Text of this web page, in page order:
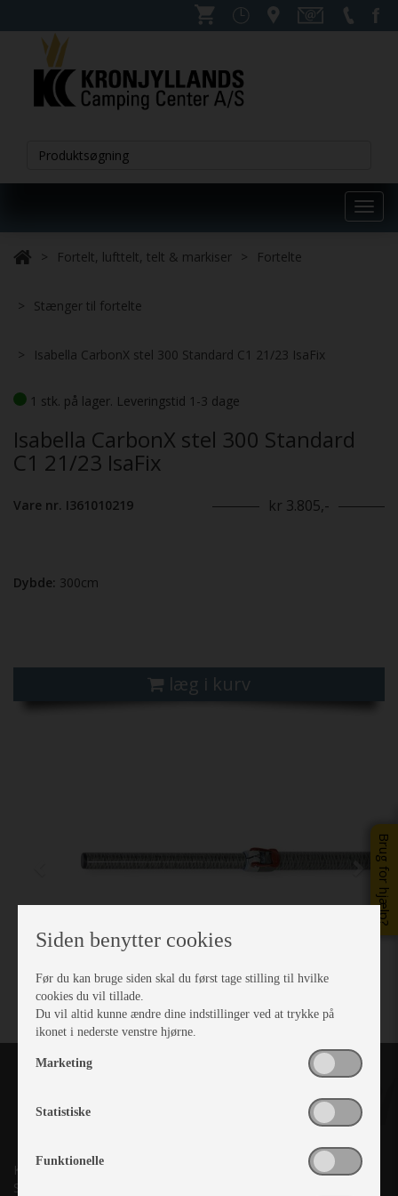
Brug for hjælp?
Fortelt, lufttelt, telt & markiser Fortelte
Stænger til fortelte
Isabella CarbonX stel 300 Standard C1 21/23 IsaFix
1 stk. på lager. Leveringstid 1-3 dage
Isabella CarbonX stel 300 Standard
C1 21/23 IsaFix
Vare nr. I361010219 kr 3.805,-
Dybde: 300cm
læg i kurv
Kronjyllands Camping Center A/S
Suderholmen 10, 8960 Randers SØ
Siden benytter cookies
Før du kan bruge siden skal du først tage stilling til hvilke
cookies du vil tillade.
Du vil altid kunne ændre dine indstillinger ved at trykke på
ikonet i nederste venstre hjørne.
Marketing
Statistiske
Funktionelle